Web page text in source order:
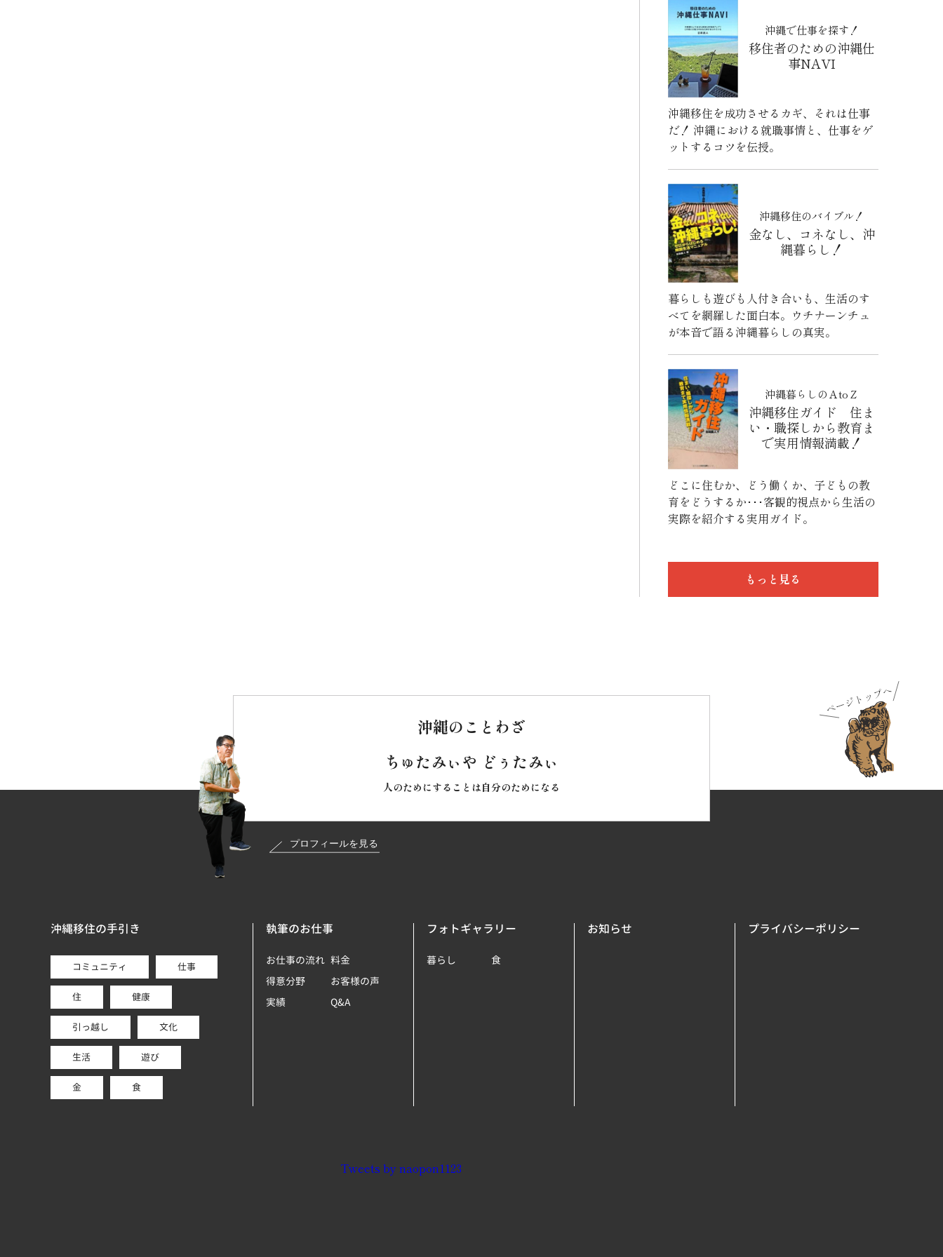
沖縄で仕事を探す！
移住者のための沖縄仕
事NAVI
沖縄移住を成功させるカギ、それは仕事
だ！ 沖縄における就職事情と、仕事をゲ
ットするコツを伝授。
沖縄移住のバイブル！
金なし、コネなし、沖
縄暮らし！
暮らしも遊びも人付き合いも、生活のす
べてを網羅した面白本。ウチナーンチュ
が本音で語る沖縄暮らしの真実。
沖縄暮らしのＡtoＺ
沖縄移住ガイド 住ま
い・職探しから教育ま
で実用情報満載！
どこに住むか、どう働くか、子どもの教
育をどうするか･･･客観的視点から生活の
実際を紹介する実用ガイド。
もっと見る
沖縄のことわざ
ちゅたみぃや どぅたみぃ
人のためにすることは自分のためになる
沖縄移住の手引き
コミュニティ 仕事
住 健康
引っ越し 文化
生活 遊び
金 食
執筆のお仕事
お仕事の流れ 料金
得意分野
お客様の声
実績
Q&A
フォトギャラリー
暮らし 食
お知らせ プライバシーポリシー
Tweets by naopon1123